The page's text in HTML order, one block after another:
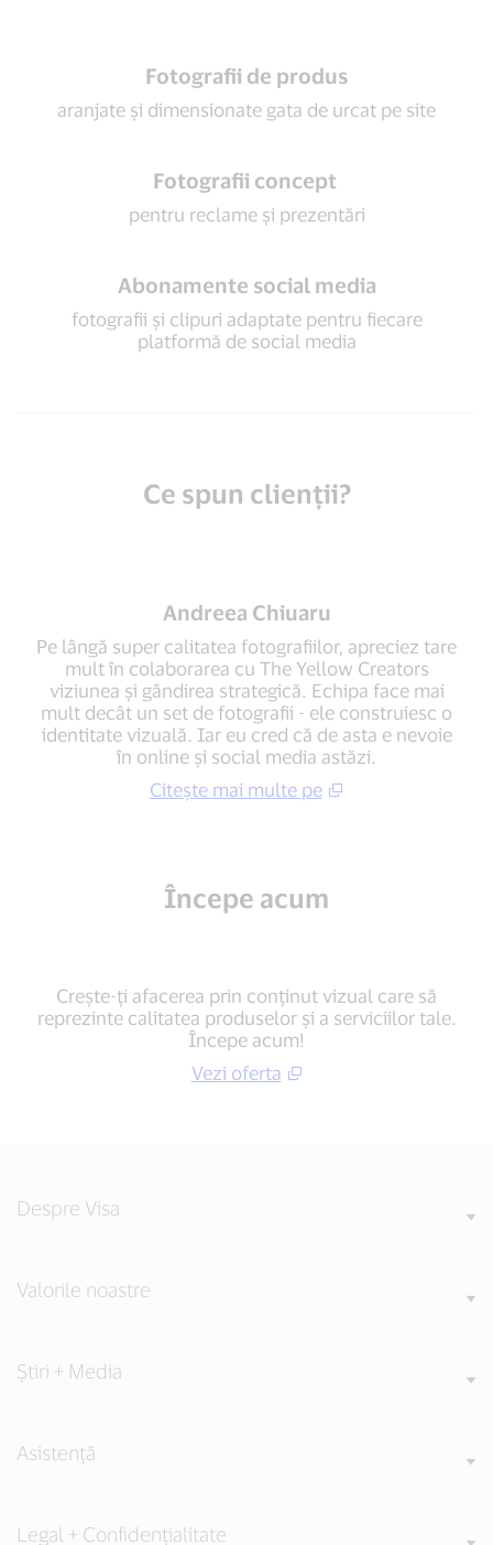
Fotografii de produs
aranjate și dimensionate gata de urcat pe site
Fotografii concept
pentru reclame și prezentări
Abonamente social media
fotografii și clipuri adaptate pentru fiecare
platformă de social media
Ce spun clienții?
Andreea Chiuaru
Pe lângă super calitatea fotografiilor, apreciez tare
mult în colaborarea cu The Yellow Creators
viziunea și gândirea strategică. Echipa face mai
mult decât un set de fotografii - ele construiesc o
identitate vizuală. Iar eu cred că de asta e nevoie
în online și social media astăzi.
Citește mai multe pe
Începe acum
Crește-ți afacerea prin conținut vizual care să
reprezinte calitatea produselor și a serviciilor tale.
Începe acum!
Vezi oferta
Despre Visa
Valorile noastre
Știri + Media
Asistență
Legal + Confidențialitate